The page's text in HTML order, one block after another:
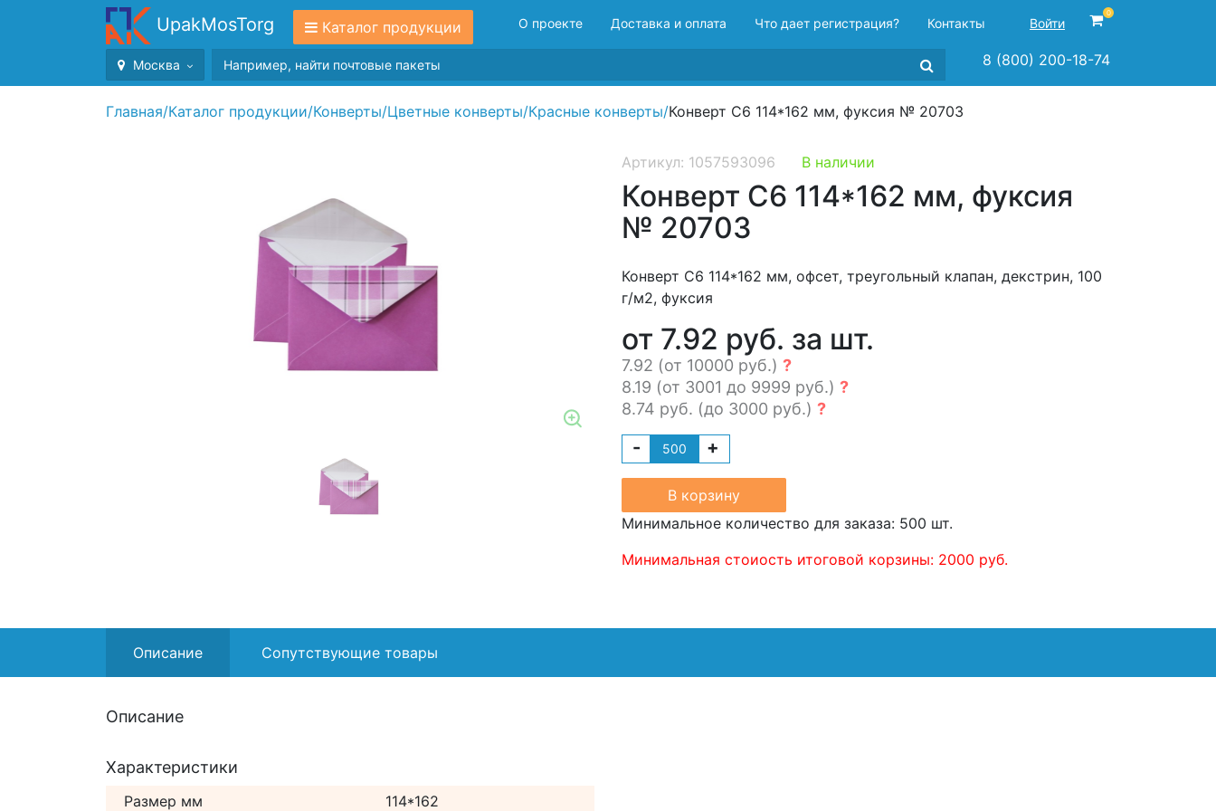
UpakMosTorg Каталог продукции О проекте Доставка и оплата Что дает регистрация? Контакты Войти
0
Москва 8 (800) 200-18-74
Главная/Каталог продукции/Конверты/Цветные конверты/Красные конверты/Конверт С6 114*162 мм, фуксия № 20703
Zoom
Артикул: 1057593096 В наличии
Конверт С6 114*162 мм, фуксия
№ 20703
Конверт С6 114*162 мм, офсет, треугольный клапан, декстрин, 100
г/м2, фуксия
от 7.92 руб. за шт.
7.92 (от 10000 руб.) ?
8.19 (от 3001 до 9999 руб.) ?
8.74 руб. (до 3000 руб.) ?
- +
В корзину
Минимальное количество для заказа: 500 шт.
Минимальная стоиость итоговой корзины: 2000 руб.
Описание Сопутствующие товары
Описание
Характеристики
Размер мм 114*162